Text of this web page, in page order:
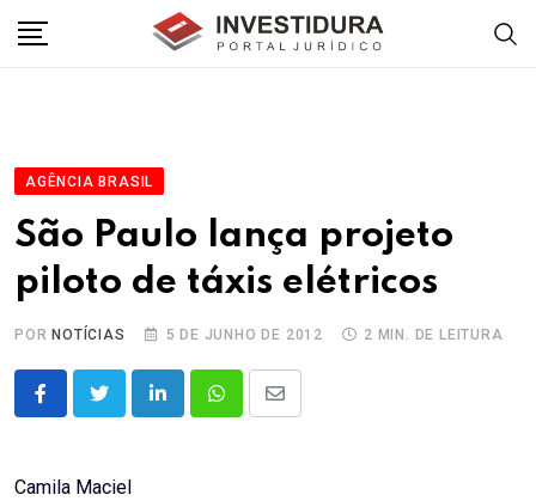
AGÊNCIA BRASIL
São Paulo lança projeto
piloto de táxis elétricos
POR NOTÍCIAS 5 DE JUNHO DE 2012 2 MIN. DE LEITURA
LinkedInWhatsappShare
Camila Maciel